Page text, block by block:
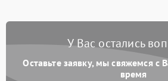
Поломка контейнера для
Плохая уборка шерсти
2400 ₽
У Вас остались
Оставьте заявку, мы свяжемся с
время